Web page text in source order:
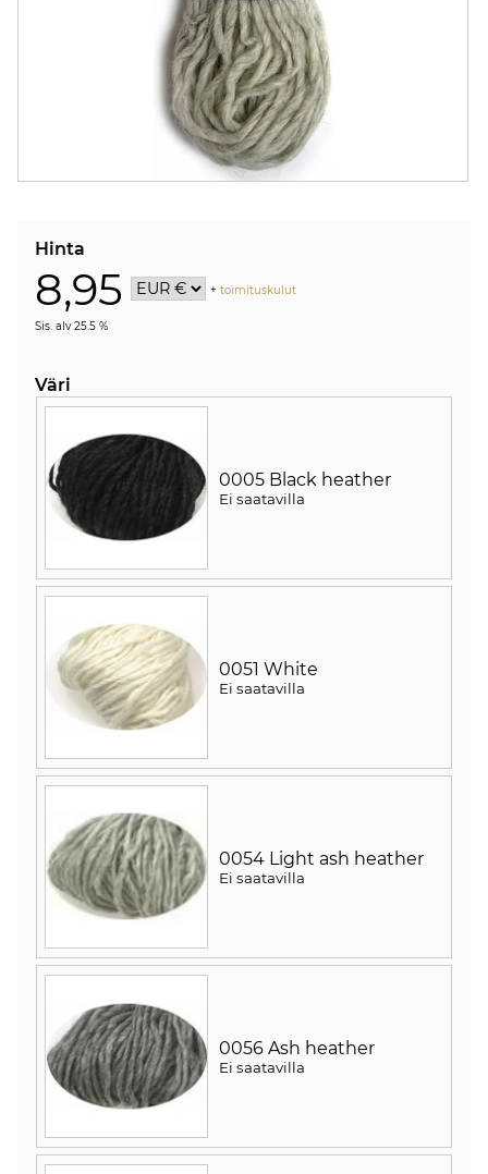
Hinta
8,95 +toimituskulut
Sis. alv 25.5 %
Väri
0005 Black heather
Ei saatavilla
0051 White
Ei saatavilla
0054 Light ash heather
Ei saatavilla
0056 Ash heather
Ei saatavilla